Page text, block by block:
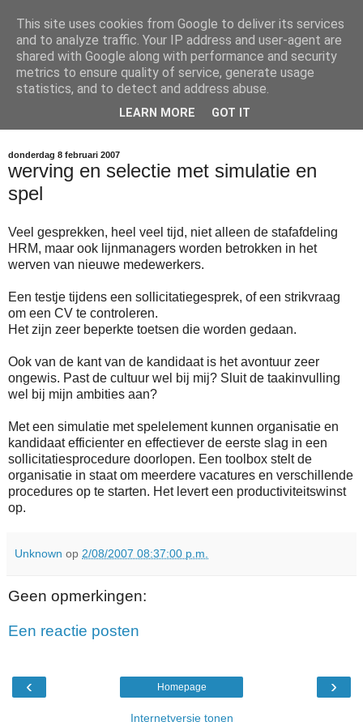
Arno Bouwens Blog
Updates over JobXS, Inzet Innovatie, Sport Apps en andere
intiatieven op gebied van internet en media die mijn pad
donderdag 8 februari 2007
werving en selectie met simulatie en
spel
Veel gesprekken, heel veel tijd, niet alleen de stafafdeling
HRM, maar ook lijnmanagers worden betrokken in het
werven van nieuwe medewerkers.
Een testje tijdens een sollicitatiegesprek, of een strikvraag
om een CV te controleren.
Het zijn zeer beperkte toetsen die worden gedaan.
Ook van de kant van de kandidaat is het avontuur zeer
ongewis. Past de cultuur wel bij mij? Sluit de taakinvulling
wel bij mijn ambities aan?
Met een simulatie met spelelement kunnen organisatie en
kandidaat efficienter en effectiever de eerste slag in een
sollicitatiesprocedure doorlopen. Een toolbox stelt de
organisatie in staat om meerdere vacatures en verschillende
procedures op te starten. Het levert een productiviteitswinst
op.
Unknown op 2/08/2007 08:37:00 p.m.
Geen opmerkingen:
Een reactie posten
‹ ›
Homepage
Internetversie tonen
This site uses cookies from Google to deliver its services
and to analyze traffic. Your IP address and user-agent are
shared with Google along with performance and security
metrics to ensure quality of service, generate usage
statistics, and to detect and address abuse.
LEARN MORE GOT IT